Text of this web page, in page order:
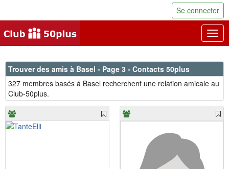
Se connecter
Trouver des amis à Basel - Page 3 - Contacts 50plus
327 membres basés á Basel recherchent une relation amicale au
Club-50plus.